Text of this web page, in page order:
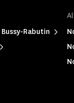
Rabutin